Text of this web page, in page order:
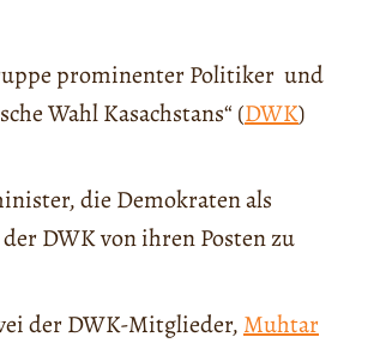
prominenter Politiker und
Wahl Kasachstans“ (DWK)
die Demokraten als
DWK von ihren Posten zu
der DWK-Mitglieder, Muhtar